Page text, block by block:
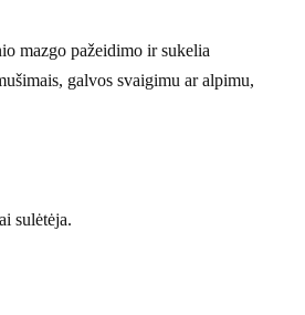
mazgo pažeidimo ir sukelia
galvos svaigimu ar alpimu,
sulėtėja.